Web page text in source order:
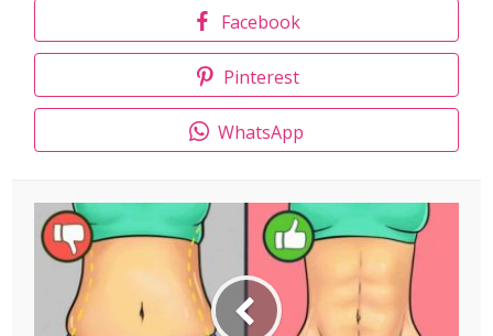
Facebook
Pinterest
WhatsApp